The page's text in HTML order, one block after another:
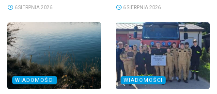
6 SIERPNIA 2026 6 SIERPNIA 2026
WIADOMOŚCI WIADOMOŚCI